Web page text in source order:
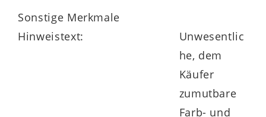
Sonstige Merkmale
Hinweistext:
Unwesentlic
he, dem
Käufer
zumutbare
Farb- und